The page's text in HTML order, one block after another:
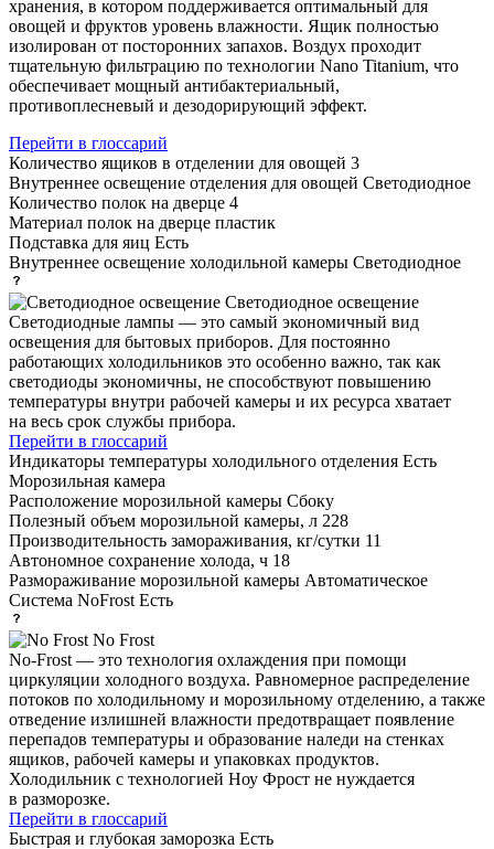
хранения, в котором поддерживается оптимальный для
овощей и фруктов уровень влажности. Ящик полностью
изолирован от посторонних запахов. Воздух проходит
тщательную фильтрацию по технологии Nano Titanium, что
обеспечивает мощный антибактериальный,
противоплесневый и дезодорирующий эффект.
Перейти в глоссарий
Количество ящиков в отделении для овощей 3
Внутреннее освещение отделения для овощей Светодиодное
Количество полок на дверце 4
Материал полок на дверце пластик
Подставка для яиц Есть
Внутреннее освещение холодильной камеры Светодиодное
Светодиодное освещение
Светодиодные лампы — это самый экономичный вид
освещения для бытовых приборов. Для постоянно
работающих холодильников это особенно важно, так как
светодиоды экономичны, не способствуют повышению
температуры внутри рабочей камеры и их ресурса хватает
на весь срок службы прибора.
Перейти в глоссарий
Индикаторы температуры холодильного отделения Есть
Морозильная камера
Расположение морозильной камеры Сбоку
Полезный объем морозильной камеры, л 228
Производительность замораживания, кг/сутки 11
Автономное сохранение холода, ч 18
Размораживание морозильной камеры Автоматическое
Система NoFrost Есть
No Frost
No-Frost — это технология охлаждения при помощи
циркуляции холодного воздуха. Равномерное распределение
потоков по холодильному и морозильному отделению, а также
отведение излишней влажности предотвращает появление
перепадов температуры и образование наледи на стенках
ящиков, рабочей камеры и упаковках продуктов.
Холодильник с технологией Ноу Фрост не нуждается
в разморозке.
Перейти в глоссарий
Быстрая и глубокая заморозка Есть